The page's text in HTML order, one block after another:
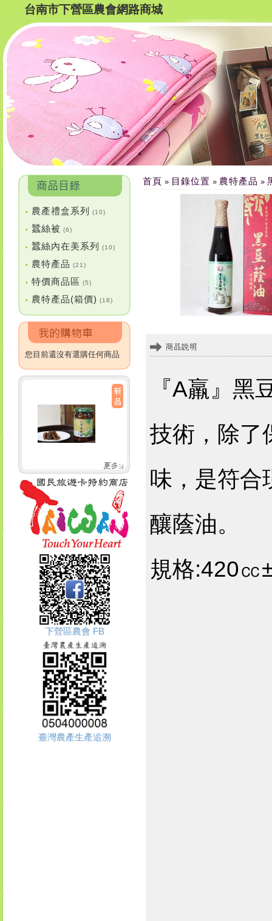
台南市下營區農會網路商城
• 農產禮盒系列 (10)
• 蠶絲被 (6)
• 蠶絲內在美系列 (10)
• 農特產品 (21)
• 特價商品區 (5)
• 農特產品(箱價) (18)
您目前還沒有選購任何商品
下營區農會 FB
臺灣農產生產追溯
首頁 » 目錄位置 » 農特產品 »
『A羸』黑
技術，除了
味，是符合
釀蔭油。
規格:420㏄